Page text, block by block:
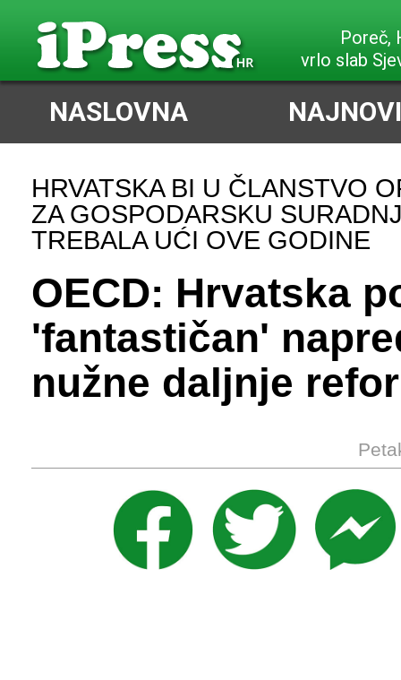
Poreč,
vrlo slab
NASLOVNA
HRVATSKA BI U ČLANSTVO
ZA GOSPODARSKU
TREBALA UĆI OVE GODINE
OECD: Hrvatska
'fantastičan'
nužne daljnje